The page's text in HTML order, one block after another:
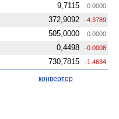
9,7115 0.0000
372,9092 -4.3789
505,0000 0.0000
0,4498 -0.0008
730,7815 -1.4634
конвертер